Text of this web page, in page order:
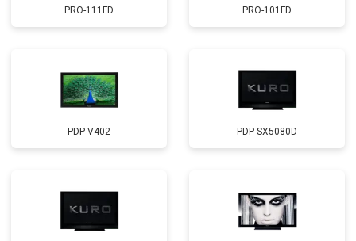
PRO-111FD PRO-101FD
PDP-V402 PDP-SX5080D